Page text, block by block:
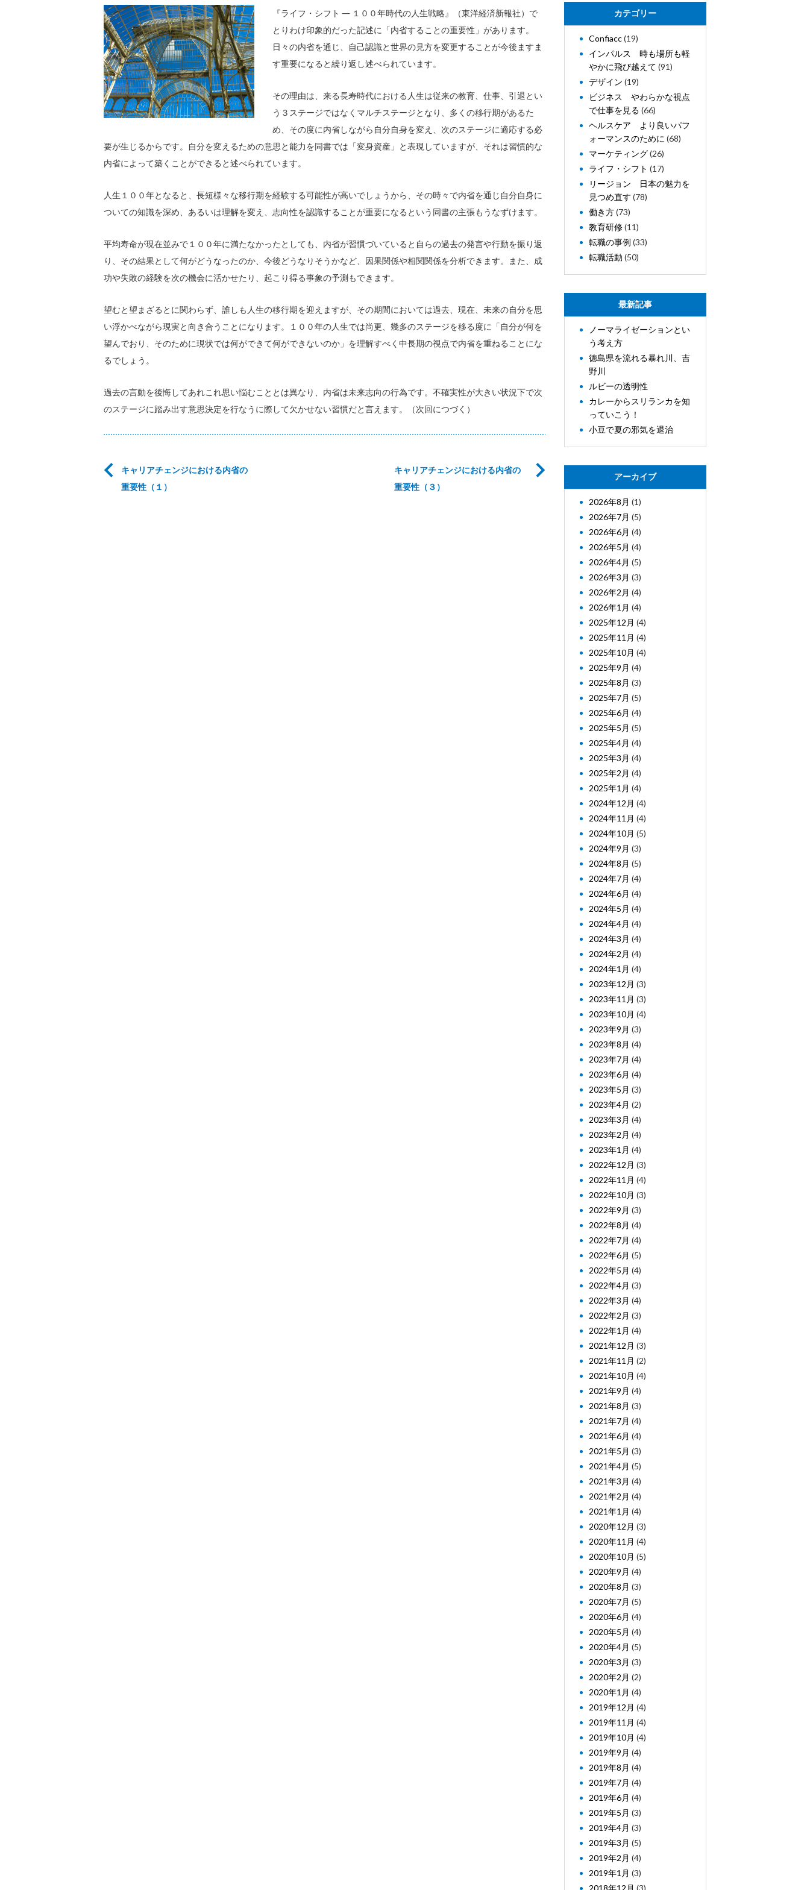
『ライフ・シフト ― １００年時代の人生戦略』（東洋経済新報社）で
とりわけ印象的だった記述に「内省することの重要性」があります。
日々の内省を通じ、自己認識と世界の見方を変更することが今後ますま
す重要になると繰り返し述べられています。
その理由は、来る長寿時代における人生は従来の教育、仕事、引退とい
う３ステージではなくマルチステージとなり、多くの移行期があるた
め、その度に内省しながら自分自身を変え、次のステージに適応する必
要が生じるからです。自分を変えるための意思と能力を同書では「変身資産」と表現していますが、それは習慣的な
内省によって築くことができると述べられています。
人生１００年となると、長短様々な移行期を経験する可能性が高いでしょうから、その時々で内省を通じ自分自身に
ついての知識を深め、あるいは理解を変え、志向性を認識することが重要になるという同書の主張もうなずけます。
平均寿命が現在並みで１００年に満たなかったとしても、内省が習慣づいていると自らの過去の発言や行動を振り返
り、その結果として何がどうなったのか、今後どうなりそうかなど、因果関係や相関関係を分析できます。また、成
功や失敗の経験を次の機会に活かせたり、起こり得る事象の予測もできます。
望むと望まざるとに関わらず、誰しも人生の移行期を迎えますが、その期間においては過去、現在、未来の自分を思
い浮かべながら現実と向き合うことになります。１００年の人生では尚更、幾多のステージを移る度に「自分が何を
望んでおり、そのために現状では何ができて何ができないのか」を理解すべく中長期の視点で内省を重ねることにな
るでしょう。
過去の言動を後悔してあれこれ思い悩むこととは異なり、内省は未来志向の行為です。不確実性が大きい状況下で次
のステージに踏み出す意思決定を行なうに際して欠かせない習慣だと言えます。（次回につづく）
キャリアチェンジにおける内省の
重要性（３）
キャリアチェンジにおける内省の
重要性（１）
カテゴリー
Confiacc(19)
インパルス 時も場所も軽
やかに飛び越えて (91)
デザイン (19)
ビジネス やわらかな視点
で仕事を見る (66)
ヘルスケア より良いパフ
ォーマンスのために (68)
マーケティング(26)
ライフ・シフト (17)
リージョン 日本の魅力を
見つめ直す (78)
働き方(73)
教育研修(11)
転職の事例 (33)
転職活動 (50)
最新記事
ノーマライゼーションとい
う考え方
徳島県を流れる暴れ川、吉
野川
ルビーの透明性
カレーからスリランカを知
っていこう！
小豆で夏の邪気を退治
アーカイブ
2026年8月 (1)
2026年7月 (5)
2026年6月 (4)
2026年5月 (4)
2026年4月 (5)
2026年3月 (3)
2026年2月 (4)
2026年1月 (4)
2025年12月 (4)
2025年11月 (4)
2025年10月 (4)
2025年9月 (4)
2025年8月 (3)
2025年7月 (5)
2025年6月 (4)
2025年5月 (5)
2025年4月 (4)
2025年3月 (4)
2025年2月 (4)
2025年1月 (4)
2024年12月 (4)
2024年11月 (4)
2024年10月 (5)
2024年9月 (3)
2024年8月 (5)
2024年7月 (4)
2024年6月 (4)
2024年5月 (4)
2024年4月 (4)
2024年3月 (4)
2024年2月 (4)
2024年1月 (4)
2023年12月 (3)
2023年11月 (3)
2023年10月 (4)
2023年9月 (3)
2023年8月 (4)
2023年7月 (4)
2023年6月 (4)
2023年5月 (3)
2023年4月 (2)
2023年3月 (4)
2023年2月 (4)
2023年1月 (4)
2022年12月 (3)
2022年11月 (4)
2022年10月 (3)
2022年9月 (3)
2022年8月 (4)
2022年7月 (4)
2022年6月 (5)
2022年5月 (4)
2022年4月 (3)
2022年3月 (4)
2022年2月 (3)
2022年1月 (4)
2021年12月 (3)
2021年11月 (2)
2021年10月 (4)
2021年9月 (4)
2021年8月 (3)
2021年7月 (4)
2021年6月 (4)
2021年5月 (3)
2021年4月 (5)
2021年3月 (4)
2021年2月 (4)
2021年1月 (4)
2020年12月 (3)
2020年11月 (4)
2020年10月 (5)
2020年9月 (4)
2020年8月 (3)
2020年7月 (5)
2020年6月 (4)
2020年5月 (4)
2020年4月 (5)
2020年3月 (3)
2020年2月 (2)
2020年1月 (4)
2019年12月 (4)
2019年11月 (4)
2019年10月 (4)
2019年9月 (4)
2019年8月 (4)
2019年7月 (4)
2019年6月 (4)
2019年5月 (3)
2019年4月 (3)
2019年3月 (5)
2019年2月 (4)
2019年1月 (3)
2018年12月 (3)